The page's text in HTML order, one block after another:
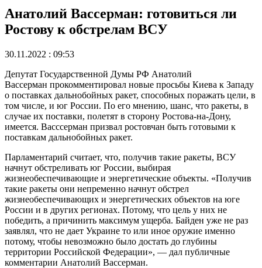
Анатолий Вассерман: готовиться ли
Ростову к обстрелам ВСУ
30.11.2022 : 09:53
Депутат Государственной Думы РФ Анатолий
Вассерман прокомментировал новые просьбы Киева к Западу
о поставках дальнобойных ракет, способных поражать цели, в
том числе, и юг России. По его мнению, шанс, что ракеты, в
случае их поставки, полетят в сторону Ростова-на-Дону,
имеется. Васссерман призвал ростовчан быть готовыми к
поставкам дальнобойных ракет.
Парламентарий считает, что, получив такие ракеты, ВСУ
начнут обстреливать юг России, выбирая
жизнеобеспечивающие и энергетические объекты. «Получив
такие ракеты они непременно начнут обстрел
жизнеобеспечивающих и энергетических объектов на юге
России и в других регионах. Потому, что цель у них не
победить, а причинить максимум ущерба. Байден уже не раз
заявлял, что не дает Украине то или иное оружие именно
потому, чтобы невозможно было достать до глубины
территории Российской Федерации», — дал публичные
комментарии Анатолий Вассерман.